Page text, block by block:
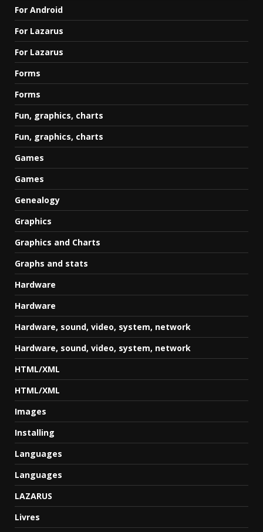
For Android
For Lazarus
For Lazarus
Forms
Forms
Fun, graphics, charts
Fun, graphics, charts
Games
Games
Genealogy
Graphics
Graphics and Charts
Graphs and stats
Hardware
Hardware
Hardware, sound, video, system, network
Hardware, sound, video, system, network
HTML/XML
HTML/XML
Images
Installing
Languages
Languages
LAZARUS
Livres